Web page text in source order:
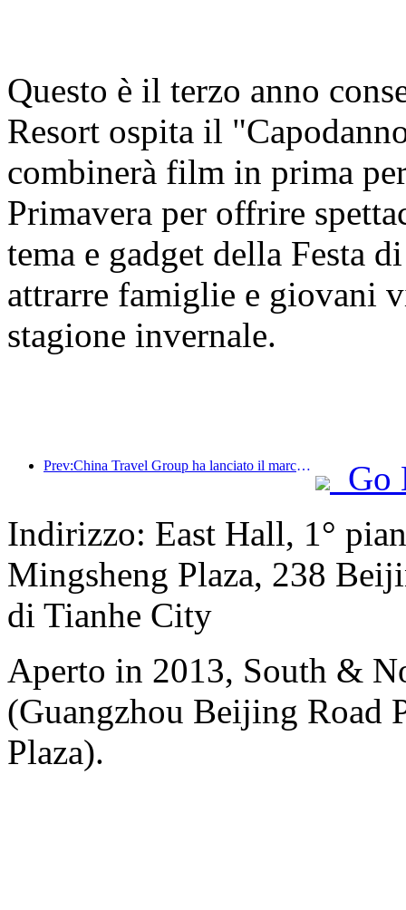
Questo è il terzo anno
Resort ospita il
combinerà film in prima
Primavera per offrire
tema e gadget della Festa
attrarre famiglie e giovani
stagione invernale.
Prev:China Travel Group ha lanciato il marchio 'China Travel Good Times' per espandersi nel mercato del turismo per anziani.
Go
Indirizzo: East Hall, 1°
Mingsheng Plaza, 238
di Tianhe City
Aperto in 2013, South &
(Guangzhou Beijing Road
Plaza).